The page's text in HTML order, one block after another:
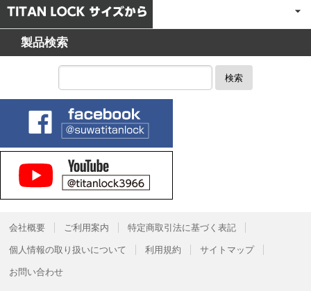
製品検索
検索
会社概要 ご利用案内 特定商取引法に基づく表記
個人情報の取り扱いについて 利用規約 サイトマップ
お問い合わせ